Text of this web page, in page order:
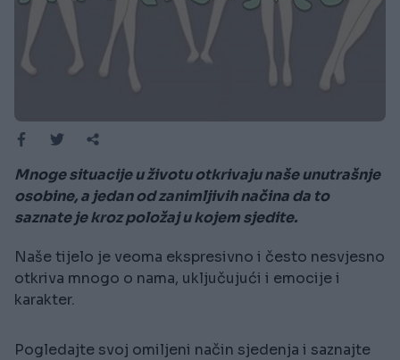
Mnoge situacije u životu otkrivaju naše unutrašnje
osobine, a jedan od zanimljivih načina da to
saznate je kroz položaj u kojem sjedite.
Naše tijelo je veoma ekspresivno i često nesvjesno
otkriva mnogo o nama, uključujući i emocije i
karakter.
Pogledajte svoj omiljeni način sjedenja i saznajte